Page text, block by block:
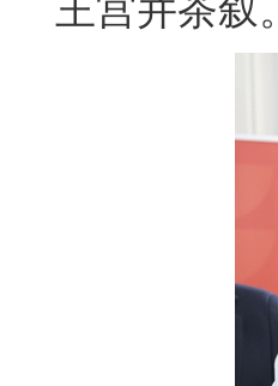
王宫并茶叙。